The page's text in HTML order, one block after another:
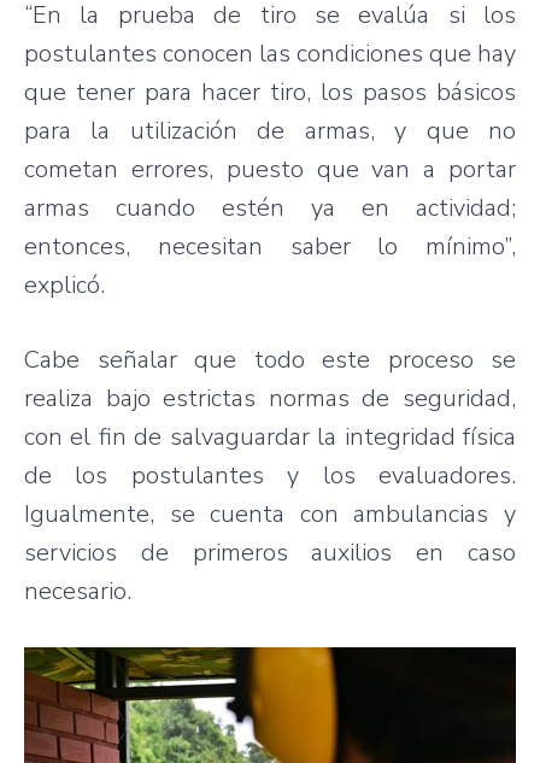
“En la prueba de tiro se evalúa si los
postulantes conocen las condiciones que hay
que tener para hacer tiro, los pasos básicos
para la utilización de armas, y que no
cometan errores, puesto que van a portar
armas cuando estén ya en actividad;
entonces, necesitan saber lo mínimo”,
explicó.
Cabe señalar que todo este proceso se
realiza bajo estrictas normas de seguridad,
con el fin de salvaguardar la integridad física
de los postulantes y los evaluadores.
Igualmente, se cuenta con ambulancias y
servicios de primeros auxilios en caso
necesario.